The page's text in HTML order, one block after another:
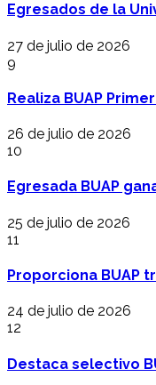
Egresados de la
27 de julio de 2026
9
Realiza BUAP
26 de julio de 2026
10
Egresada BUAP
25 de julio de 2026
11
Proporciona BUAP
24 de julio de 2026
12
Destaca selectivo